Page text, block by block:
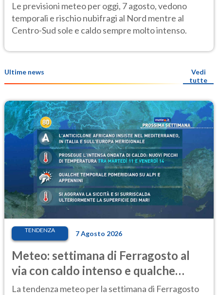
Le previsioni meteo per oggi, 7 agosto, vedono
temporali e rischio nubifragi al Nord mentre al
Centro-Sud sole e caldo sempre molto intenso.
Ultime news
Vedi
tutte
TENDENZA 7 Agosto 2026
Meteo: settimana di Ferragosto al
via con caldo intenso e qualche
temporale
La tendenza meteo per la settimana di Ferragosto